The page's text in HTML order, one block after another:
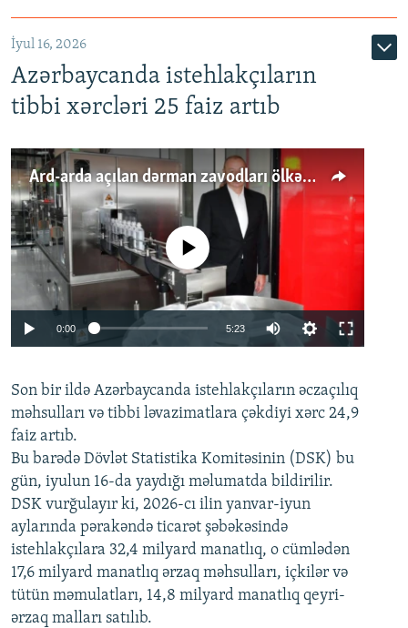
İyul 16, 2026
Azərbaycanda istehlakçıların
tibbi xərcləri 25 faiz artıb
Ard-arda açılan dərman zavodları ölkənin tələbatını ödəyirmi?
Auto 240p 360p 480p
720p 1080p
No media source currently available
0:00 5:23
360p
480p
720p
1080p
Son bir ildə Azərbaycanda istehlakçıların əczaçılıq
məhsulları və tibbi ləvazimatlara çəkdiyi xərc 24,9
faiz artıb.
Bu barədə Dövlət Statistika Komitəsinin (DSK) bu
gün, iyulun 16-da yaydığı məlumatda bildirilir.
DSK vurğulayır ki, 2026-cı ilin yanvar-iyun
aylarında pərakəndə ticarət şəbəkəsində
istehlakçılara 32,4 milyard manatlıq, o cümlədən
17,6 milyard manatlıq ərzaq məhsulları, içkilər və
tütün məmulatları, 14,8 milyard manatlıq qeyri-
ərzaq malları satılıb.